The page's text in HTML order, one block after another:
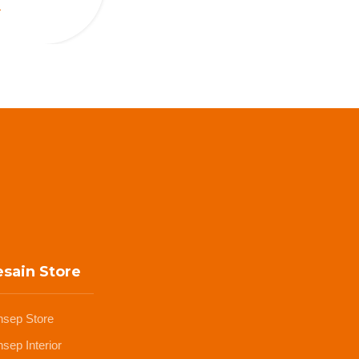
Store
Store
Interior